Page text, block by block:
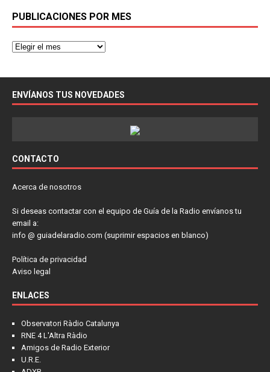
PUBLICACIONES POR MES
ENVÍANOS TUS NOVEDADES
CONTACTO
Acerca de nosotros
Si deseas contactar con el equipo de Guía de la Radio envíanos tu
email a:
info @ guiadelaradio.com (suprimir espacios en blanco)
Política de privacidad
Aviso legal
ENLACES
Observatori Ràdio Catalunya
RNE 4 L'Altra Ràdio
Amigos de Radio Exterior
U.R.E.